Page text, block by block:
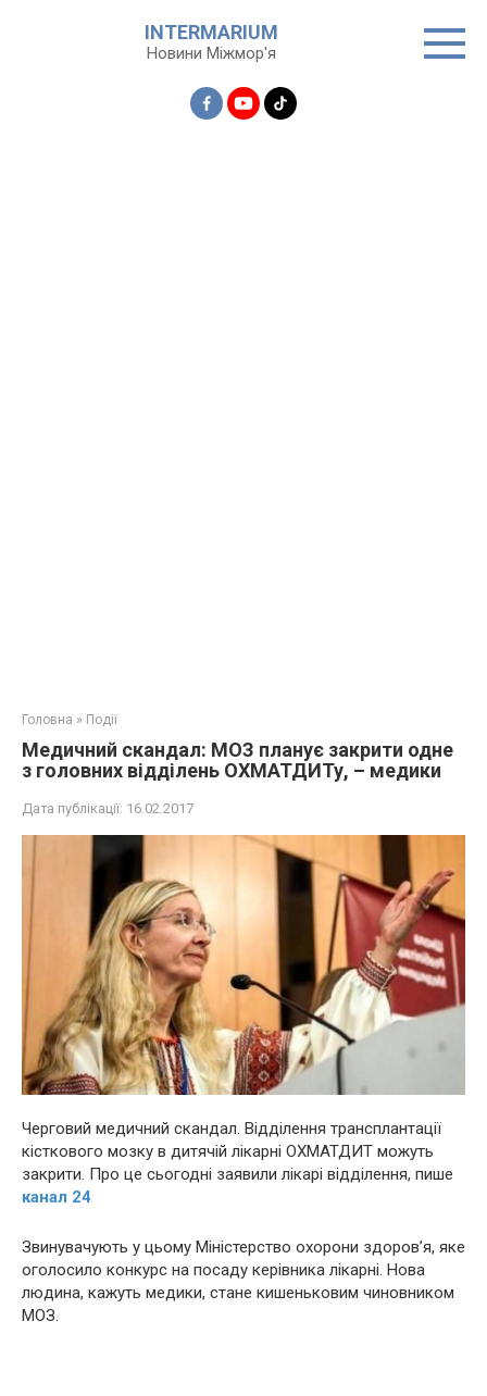
INTERMARIUM
Новини Міжмор'я
Головна » Події
Медичний скандал: МОЗ планує закрити одне
з головних відділень ОХМАТДИТу, – медики
Дата публікації: 16.02.2017
Черговий медичний скандал. Відділення трансплантації
кісткового мозку в дитячій лікарні ОХМАТДИТ можуть
закрити. Про це сьогодні заявили лікарі відділення, пише
канал 24
Звинувачують у цьому Міністерство охорони здоров’я, яке
оголосило конкурс на посаду керівника лікарні. Нова
людина, кажуть медики, стане кишеньковим чиновником
МОЗ.